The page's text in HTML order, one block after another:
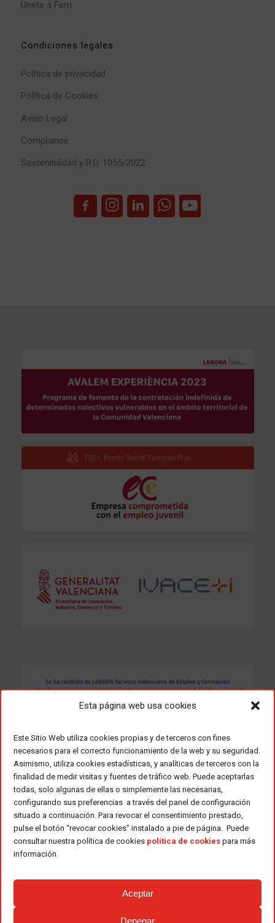
Esta página web usa cookies
Este Sitio Web utiliza cookies propias y de terceros con fines
necesarios para el correcto funcionamiento de la web y su seguridad.
Asimismo, utiliza cookies estadísticas, y analíticas de terceros con la
finalidad de medir visitas y fuentes de tráfico web. Puede aceptarlas
todas, solo algunas de ellas o simplemente las necesarias,
configurando sus preferencias a través del panel de configuración
situado a continuación. Para revocar el consentimiento prestado,
pulse el botón “revocar cookies” instalado a pie de página. Puede
consultar nuestra política de cookies política de cookies para más
información.
Aceptar
Denegar
Únete a Ferri
Condiciones legales
Política de privacidad
Política de Cookies
Aviso Legal
Compliance
Sostenibilidad y R.D. 1055/2022